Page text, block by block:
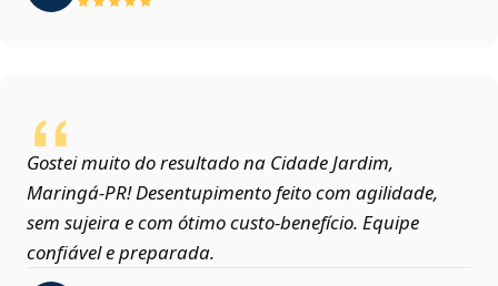
Gostei muito do resultado na Cidade Jardim,
Maringá‑PR! Desentupimento feito com agilidade,
sem sujeira e com ótimo custo-benefício. Equipe
confiável e preparada.